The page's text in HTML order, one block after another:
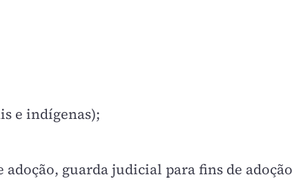
e indígenas);
guarda judicial para fins de